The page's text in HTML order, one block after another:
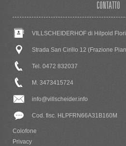
CONTATTO
VILLSCHEIDERHOF di Hilpold
Strada San Cirillo 12 (Frazione
Tel. 0472 832037
M. 3473415724
info@villscheider.info
Cod. fisc. HLPFRN66A31B160M
Colofone
Privacy